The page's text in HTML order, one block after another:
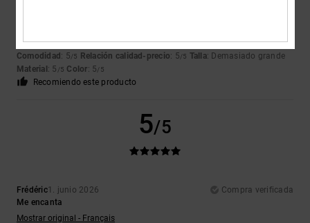
Igual que en la foto
Comodidad : 5/5 Relación calidad-precio: 5/5 Talla: Demasiado grande
Material : 5 /5 Color: 5/5
Recomiendo este producto
5/5
Frédéric1. junio 2026
Compra verificada
Me encanta
Mostrar original - Français